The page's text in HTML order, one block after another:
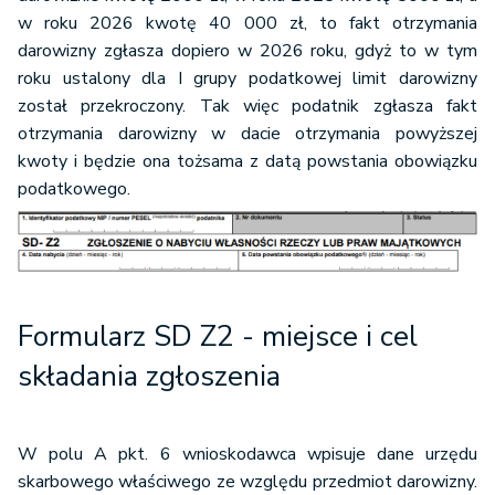
w roku 2026 kwotę 40 000 zł, to fakt otrzymania
darowizny zgłasza dopiero w 2026 roku, gdyż to w tym
roku ustalony dla I grupy podatkowej limit darowizny
został przekroczony. Tak więc podatnik zgłasza fakt
otrzymania darowizny w dacie otrzymania powyższej
kwoty i będzie ona tożsama z datą powstania obowiązku
podatkowego.
Formularz SD Z2 - miejsce i cel
składania zgłoszenia
W polu A pkt. 6 wnioskodawca wpisuje dane urzędu
skarbowego właściwego ze względu przedmiot darowizny.